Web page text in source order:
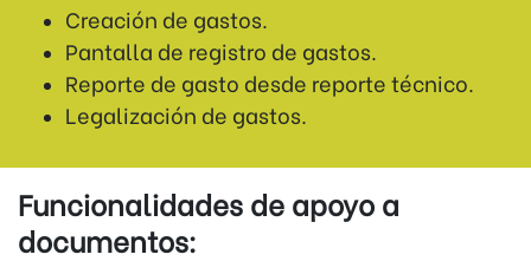
Creación de gastos.
Pantalla de registro de gastos.
Reporte de gasto desde reporte técnico.
Legalización de gastos.
Funcionalidades de apoyo a
documentos: